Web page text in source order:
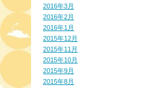
2016年3月
2016年2月
2016年1月
2015年12月
2015年11月
2015年10月
2015年9月
2015年8月